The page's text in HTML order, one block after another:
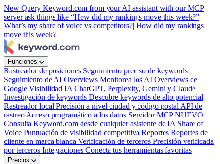
New Query Keyword.com from your AI assistant with our MCP
server ask things like “How did my rankings move this week?”
What’s my share of voice vs competitors?| How did my rankings
move this week?
Funciones
Rastreador de posiciones Seguimiento preciso de keywords
Seguimiento de AI Overviews Monitorea los AI Overviews de
Google Visibilidad IA ChatGPT, Perplexity, Gemini y Claude
Investigación de keywords Descubre keywords de alto potencial
Rastreador local Precisión a nivel ciudad y código postal API de
rastreo Acceso programático a los datos Servidor MCPNUEVO
Consulta Keyword.com desde cualquier asistente de IA Share of
Voice Puntuación de visibilidad competitiva Reportes Reportes de
cliente en marca blanca Verificación de terceros Precisión verificada
por terceros Integraciones Conecta tus herramientas favoritas
Precios